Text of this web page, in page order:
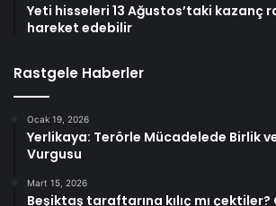
Yeti hisseleri 13 Ağustos’taki kazanç
hareket edebilir
Rastgele Haberler
Ocak 19, 2026
Yerlikaya: Terörle Mücadelede Birlik
Vurgusu
Mart 15, 2026
Beşiktaş taraftarına kılıç mı